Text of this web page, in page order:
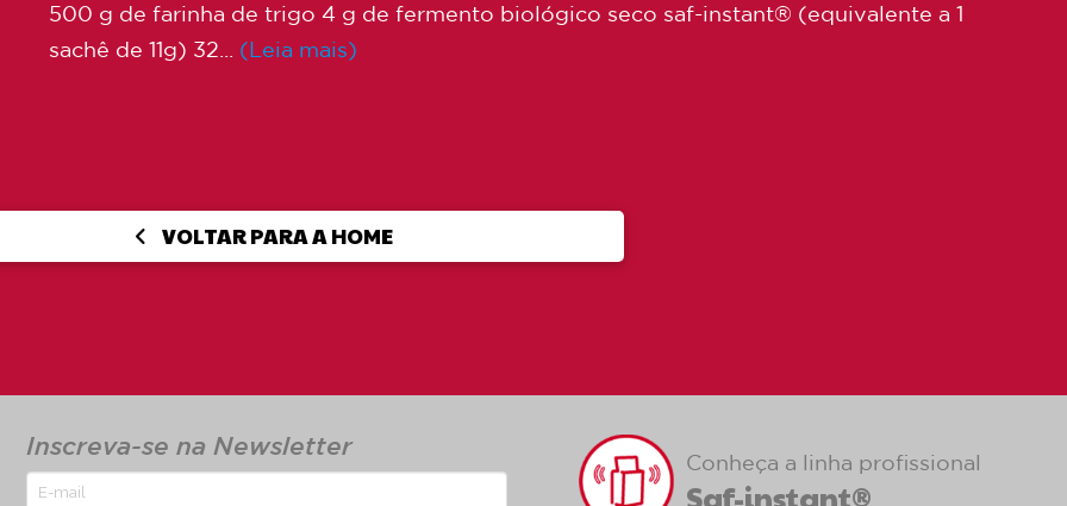
500 g de farinha de trigo 4 g de fermento biológico seco saf-instant® (equivalente a 1
sachê de 11g) 32... (Leia mais)
VOLTAR PARA A HOME
Inscreva-se na Newsletter
Conheça a linha profissional
Saf-instant®